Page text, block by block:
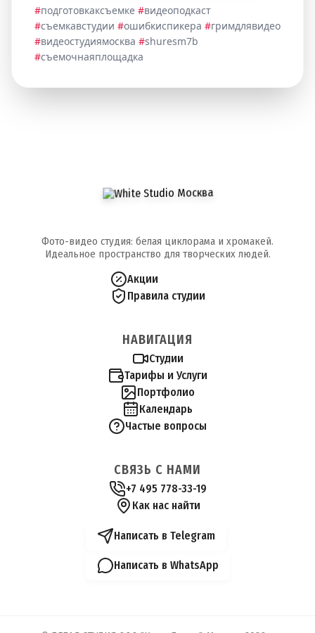
#подготовкаксъемке #видеоподкаст
#съемкавстудии #ошибкиспикера #гримдлявидео
#видеостудиямосква #shuresm7b
#съемочнаяплощадка
Фото-видео студия: белая циклорама и хромакей.
Идеальное пространство для творческих людей.
Акции
Правила студии
НАВИГАЦИЯ
Студии
Тарифы и Услуги
Портфолио
Календарь
Частые вопросы
СВЯЗЬ С НАМИ
+7 495 778-33-19
Как нас найти
Написать в Telegram
Написать в WhatsApp